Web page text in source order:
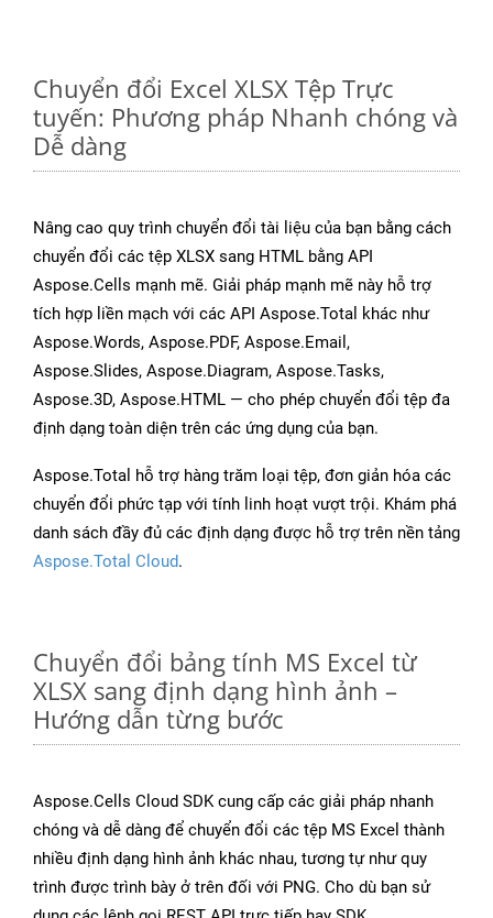
Chuyển đổi Excel XLSX Tệp Trực
tuyến: Phương pháp Nhanh chóng và
Dễ dàng
Nâng cao quy trình chuyển đổi tài liệu của bạn bằng cách
chuyển đổi các tệp XLSX sang HTML bằng API
Aspose.Cells mạnh mẽ. Giải pháp mạnh mẽ này hỗ trợ
tích hợp liền mạch với các API Aspose.Total khác như
Aspose.Words, Aspose.PDF, Aspose.Email,
Aspose.Slides, Aspose.Diagram, Aspose.Tasks,
Aspose.3D, Aspose.HTML — cho phép chuyển đổi tệp đa
định dạng toàn diện trên các ứng dụng của bạn.
Aspose.Total hỗ trợ hàng trăm loại tệp, đơn giản hóa các
chuyển đổi phức tạp với tính linh hoạt vượt trội. Khám phá
danh sách đầy đủ các định dạng được hỗ trợ trên nền tảng
Aspose.Total Cloud.
Chuyển đổi bảng tính MS Excel từ
XLSX sang định dạng hình ảnh –
Hướng dẫn từng bước
Aspose.Cells Cloud SDK cung cấp các giải pháp nhanh
chóng và dễ dàng để chuyển đổi các tệp MS Excel thành
nhiều định dạng hình ảnh khác nhau, tương tự như quy
trình được trình bày ở trên đối với PNG. Cho dù bạn sử